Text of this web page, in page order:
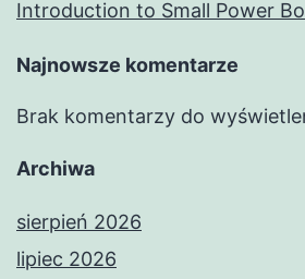
Introduction to Small Power
Najnowsze komentarze
Brak komentarzy do
Archiwa
sierpień 2026
lipiec 2026